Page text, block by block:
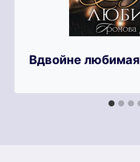
Вдвойне любимая